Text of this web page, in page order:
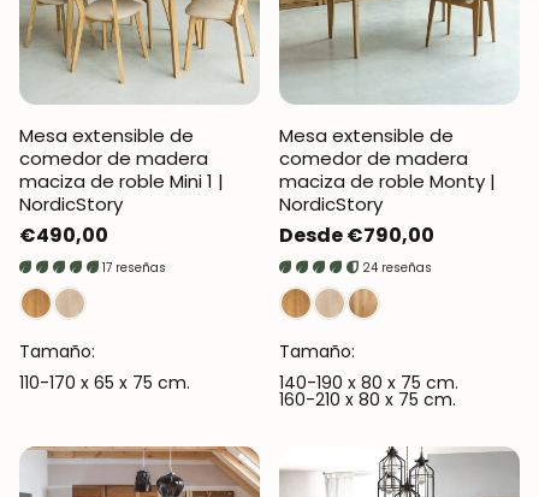
Mesa extensible de
comedor de madera
maciza de roble Mini 1 |
NordicStory
Precio
regular
€490,00
17 reseñas
Tamaño:
110-170 x 65 x 75 cm.
Mesa extensible de
comedor de madera
maciza de roble Monty |
NordicStory
Precio
regular
Desde €790,00
24 reseñas
Tamaño:
140-190 x 80 x 75 cm.
160-210 x 80 x 75 cm.